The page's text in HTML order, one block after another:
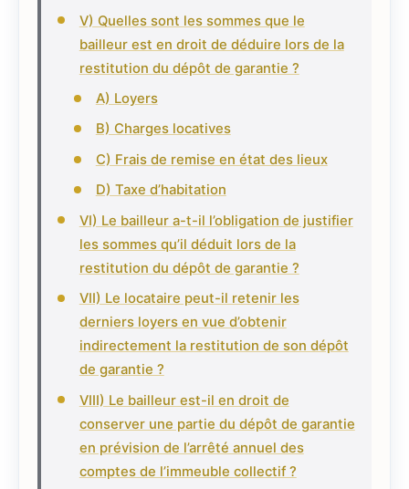
V) Quelles sont les sommes que le
bailleur est en droit de déduire lors de la
restitution du dépôt de garantie ?
A) Loyers
B) Charges locatives
C) Frais de remise en état des lieux
D) Taxe d’habitation
VI) Le bailleur a-t-il l’obligation de justifier
les sommes qu’il déduit lors de la
restitution du dépôt de garantie ?
VII) Le locataire peut-il retenir les
derniers loyers en vue d’obtenir
indirectement la restitution de son dépôt
de garantie ?
VIII) Le bailleur est-il en droit de
conserver une partie du dépôt de garantie
en prévision de l’arrêté annuel des
comptes de l’immeuble collectif ?